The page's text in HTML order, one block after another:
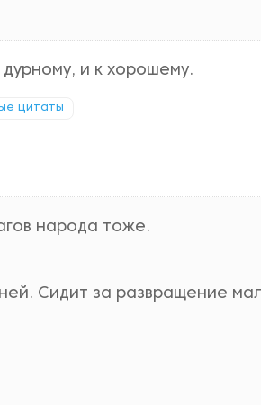
и к хорошему.
цитаты
народа тоже.
Сидит за развращение